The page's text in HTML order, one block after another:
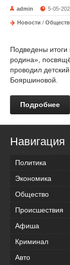
admin 5-05-
Новости /
Подведены итоги
родина»,
проводил
Бояршиновой.
Подробнее
Навигация
Политика
Экономика
Общество
Происшествия
Афиша
Криминал
Авто